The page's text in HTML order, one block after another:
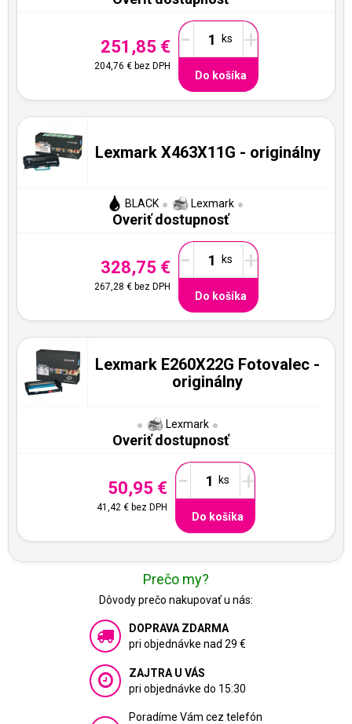
251,85 €
204,76 €bez DPH
- +
Do košíka
Lexmark X463X11G - originálny
BLACK Lexmark
Overiť dostupnosť
328,75 €
267,28 €bez DPH
- +
Do košíka
Lexmark E260X22G Fotovalec -
originálny
Lexmark
Overiť dostupnosť
50,95 €
41,42 € bez DPH
- +
Do košíka
Prečo my?
Dôvody prečo nakupovať u nás:
DOPRAVA ZDARMA
pri objednávke nad 29 €
ZAJTRA U VÁS
pri objednávke do 15:30
Poradíme Vám cez telefón